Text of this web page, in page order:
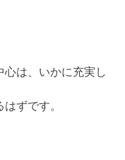
心は、いかに充実し
ずです。